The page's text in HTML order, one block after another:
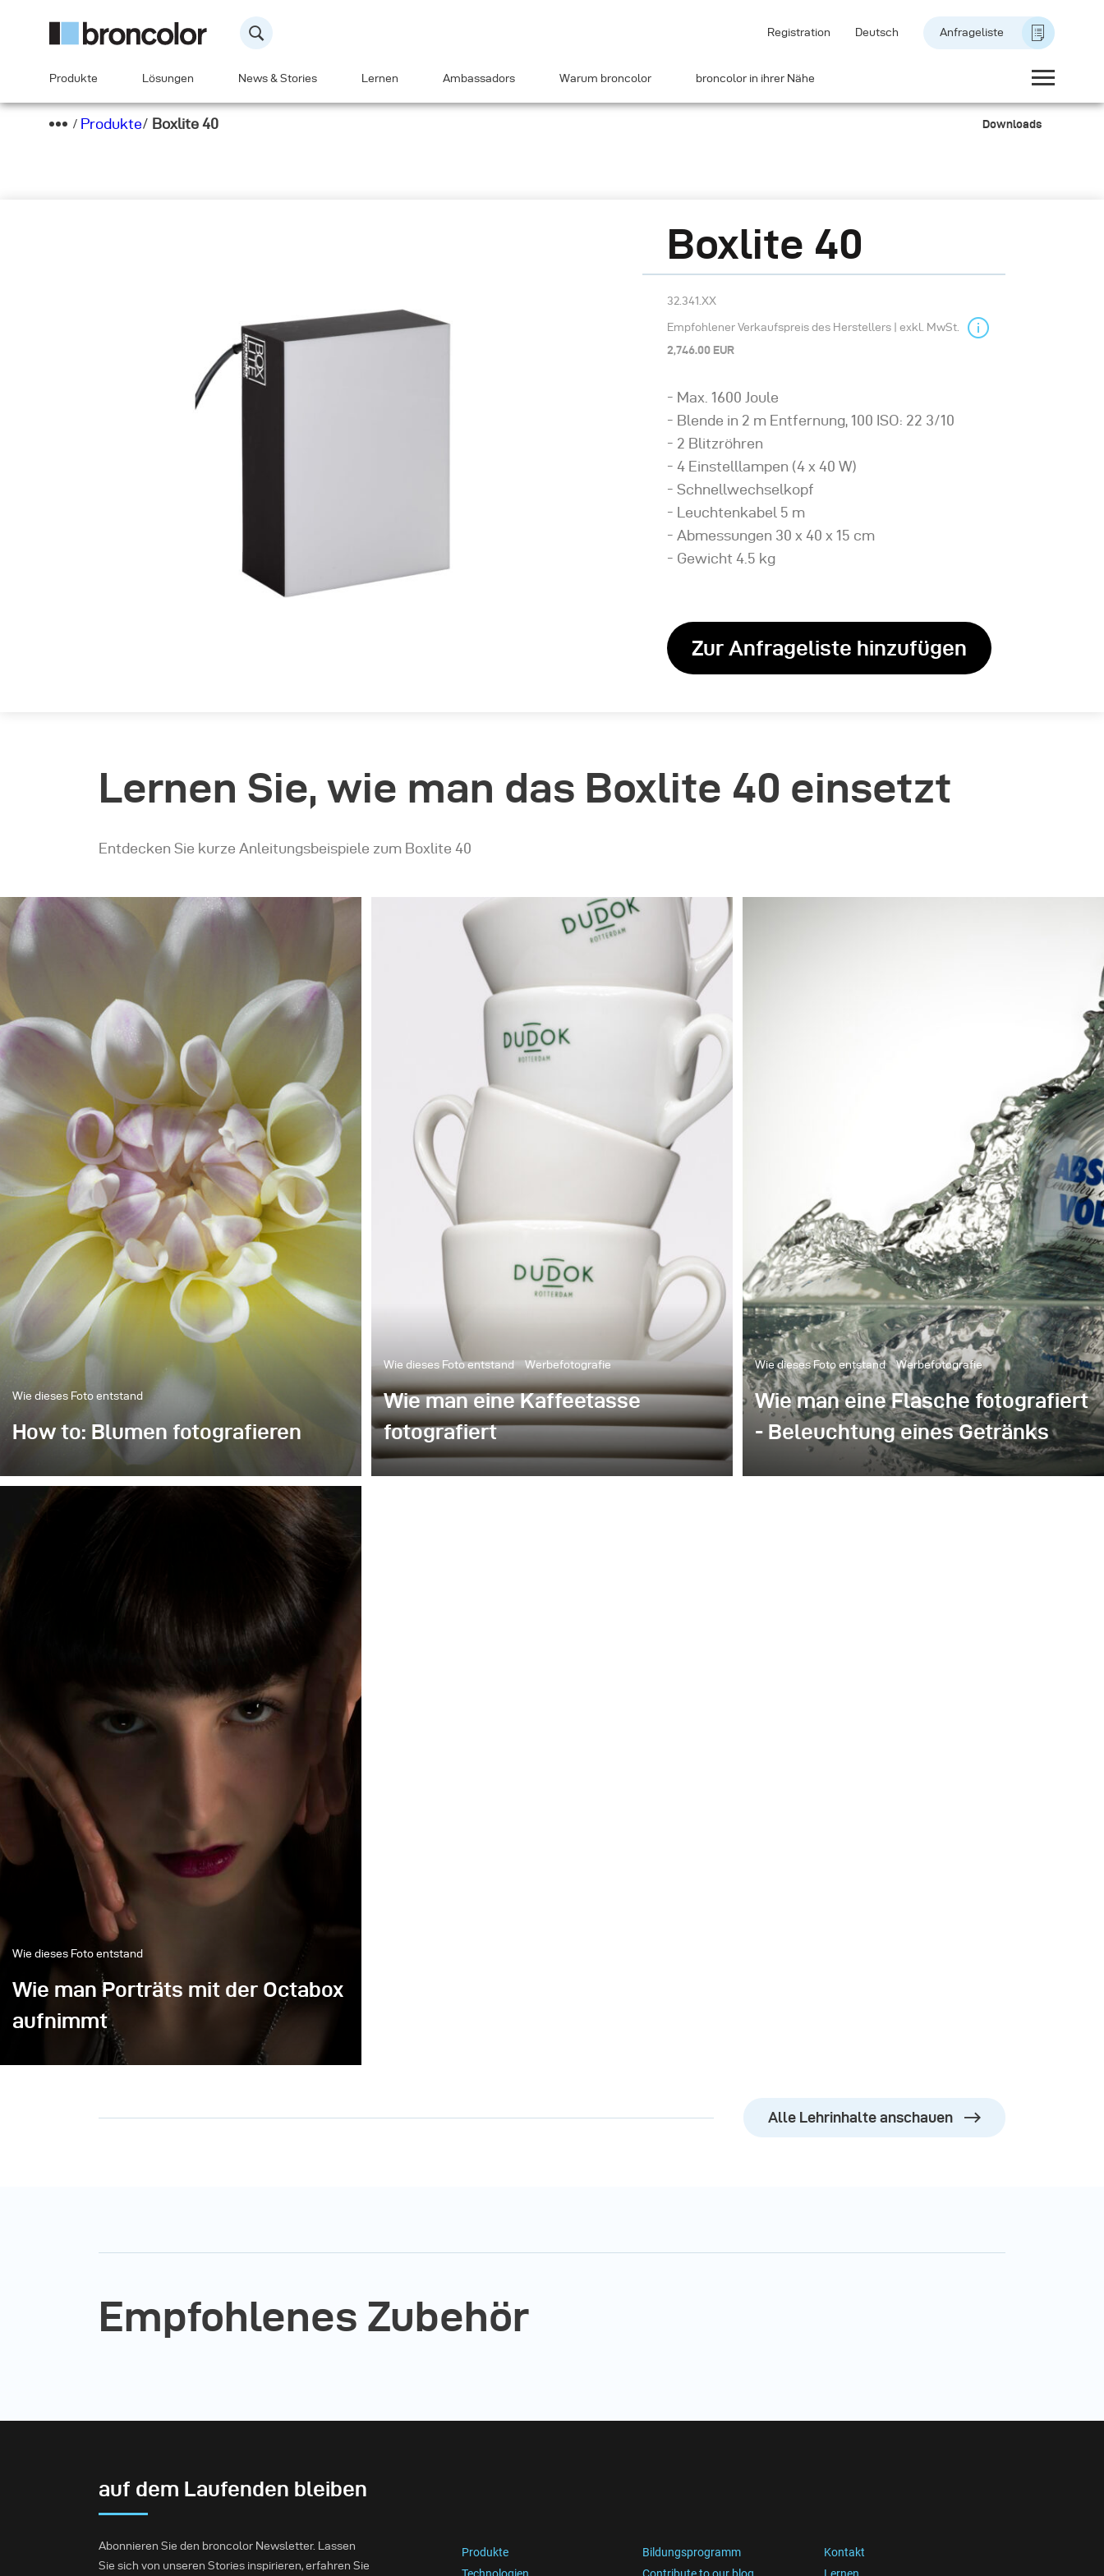
Registration Deutsch Anfrageliste
Produkte Lösungen News & Stories Lernen Ambassadors Warum broncolor broncolor in ihrer Nähe
Produkte/ Boxlite 40 Downloads
Boxlite 40
32.341.XX
Empfohlener Verkaufspreis des Herstellers | exkl. MwSt.
2,746.00 EUR
- Max. 1600 Joule
- Blende in 2 m Entfernung, 100 ISO: 22 3/10
- 2 Blitzröhren
- 4 Einstelllampen (4 x 40 W)
- Schnellwechselkopf
- Leuchtenkabel 5 m
- Abmessungen 30 x 40 x 15 cm
- Gewicht 4.5 kg
Zur Anfrageliste hinzufügen
Lernen Sie, wie man das Boxlite 40 einsetzt
Entdecken Sie kurze Anleitungsbeispiele zum Boxlite 40
Wie dieses Foto entstand
How to: Blumen fotografieren
Wie dieses Foto entstand Werbefotografie
Wie man eine Kaffeetasse
fotografiert
Wie dieses Foto entstand Werbefotografie
Wie man eine Flasche fotografiert
- Beleuchtung eines Getränks
Wie dieses Foto entstand
Wie man Porträts mit der Octabox
aufnimmt
Alle Lehrinhalte anschauen
Empfohlenes Zubehör
auf dem Laufenden bleiben
Abonnieren Sie den broncolor Newsletter. Lassen
Sie sich von unseren Stories inspirieren, erfahren Sie
Produkte Bildungsprogramm
Kontakt
Technologien
Contribute to our blog Lernen